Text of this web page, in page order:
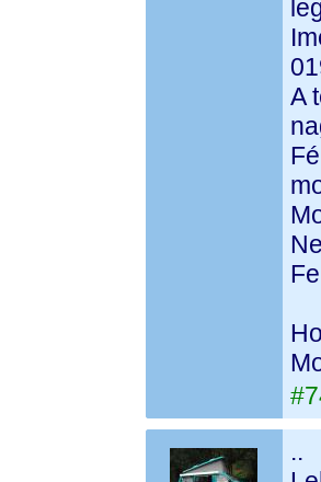
A
..